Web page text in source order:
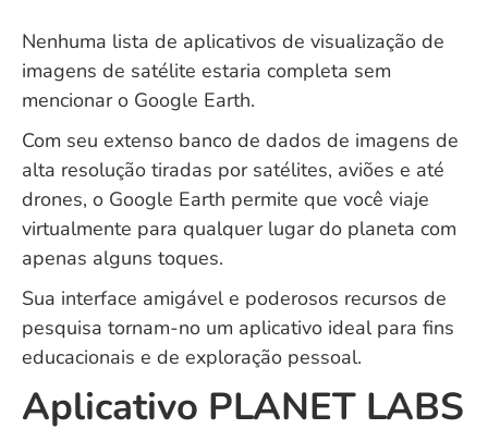
Nenhuma lista de aplicativos de visualização de
imagens de satélite estaria completa sem
mencionar o Google Earth.
Com seu extenso banco de dados de imagens de
alta resolução tiradas por satélites, aviões e até
drones, o Google Earth permite que você viaje
virtualmente para qualquer lugar do planeta com
apenas alguns toques.
Sua interface amigável e poderosos recursos de
pesquisa tornam-no um aplicativo ideal para fins
educacionais e de exploração pessoal.
Aplicativo PLANET LABS